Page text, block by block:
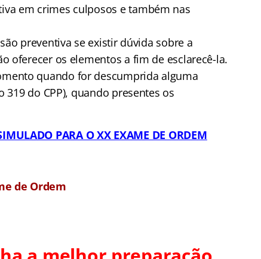
em crimes culposos e também nas
preventiva se existir dúvida sobre a
oferecer os elementos a fim de esclarecê-la.
quando for descumprida alguma
do CPP), quando presentes os
PARA O XX EXAME DE ORDEM
de Ordem